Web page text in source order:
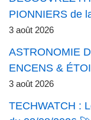
PIONNIERS de
3 août 2026
ASTRONOMIE
ENCENS &
3 août 2026
TECHWATCH :